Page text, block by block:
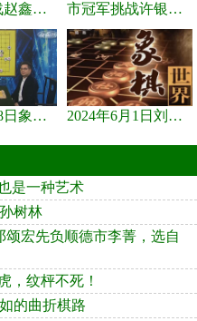
郭中基大战赵鑫鑫，许银川激情讲解 市冠军挑战许银川，急进中兵变化真激烈！
2024年6月8日象棋世界，刘君、蒋川讲解了第九届杨官璘杯全国象棋... 2024年6月1日刘君、蒋川讲解第三届上海杯象棋大师赛谢靖与李少庚...
是一种艺术
树林
宏先负顺德市李菁，选自
，纹枰不死！
的曲折棋路